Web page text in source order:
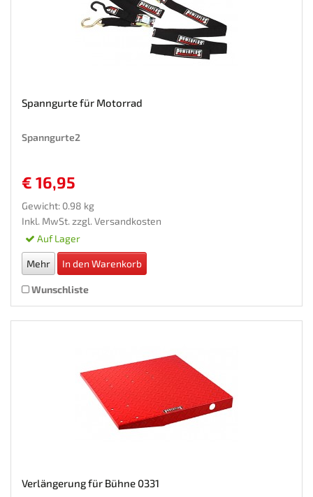
Spanngurte für Motorrad
Spanngurte2
€ 16,95
Gewicht: 0.98 kg
Inkl. MwSt. zzgl. Versandkosten
Auf Lager
Mehr In den Warenkorb
Wunschliste
Verlängerung für Bühne 0331